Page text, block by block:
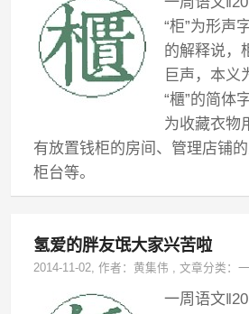
“柜”为形声
的解释说，
巨声，本义
“櫃”的简体
为收藏衣物
有放置钱柜的房间、管理店铺
柜台等。
氢爱的胖友氓大家兴苦啦
2014-11-02, 作者：黄集伟 ,文章分类：
一周语文